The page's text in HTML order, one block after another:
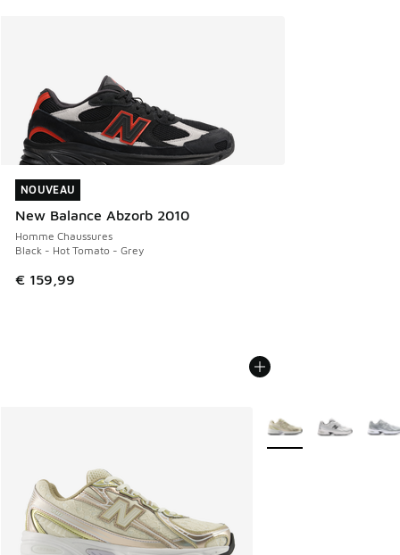
NOUVEAU
New Balance Abzorb 2010
Homme Chaussures
Black - Hot Tomato - Grey
€ 159,99
NOUVEAU
Plus de couleurs